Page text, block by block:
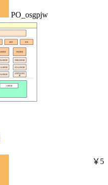
PO_osgpjw
￥5